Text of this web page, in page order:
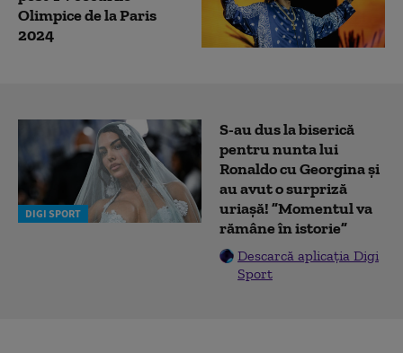
Olimpice de la Paris
2024
DIGI SPORT
S-au dus la biserică
pentru nunta lui
Ronaldo cu Georgina și
au avut o surpriză
uriașă! ”Momentul va
rămâne în istorie”
Descarcă aplicația Digi
Sport